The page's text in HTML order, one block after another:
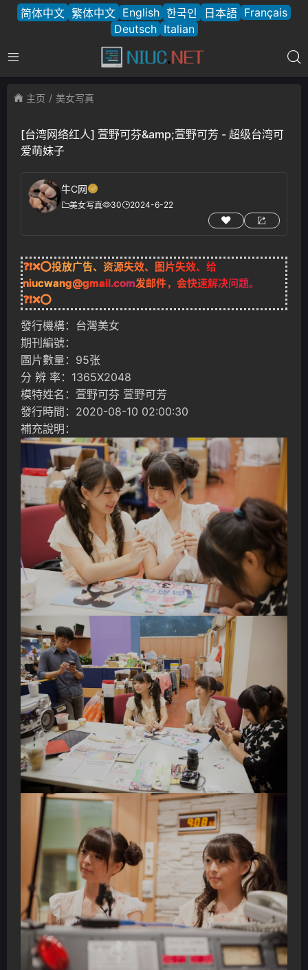
简体中文 繁体中文 English 한국인 日本語 Français
Deutsch Italian
主页 美女写真
[台湾网络红人] 萱野可芬&amp;萱野可芳 - 超级台湾可
爱萌妹子
牛C网
美女写真 30 2024-6-22
❓❗❌⭕投放广告、资源失效、图片失效、给
niucwang@gmail.com发邮件，会快速解决问题。
❓❗❌⭕
發行機構：台灣美女
期刊編號：
圖片數量：95张
分 辨 率：1365X2048
模特姓名：萱野可芬 萱野可芳
發行時間：2020-08-10 02:00:30
補充說明：